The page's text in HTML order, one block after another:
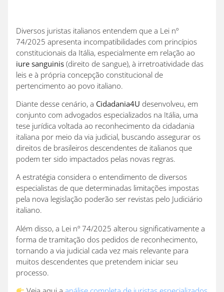
Diversos juristas italianos entendem que a Lei nº
74/2025 apresenta incompatibilidades com princípios
constitucionais da Itália, especialmente em relação ao
iure sanguinis (direito de sangue), à irretroatividade das
leis e à própria concepção constitucional de
pertencimento ao povo italiano.
Diante desse cenário, a Cidadania4U desenvolveu, em
conjunto com advogados especializados na Itália, uma
tese jurídica voltada ao reconhecimento da cidadania
italiana por meio da via judicial, buscando assegurar os
direitos de brasileiros descendentes de italianos que
podem ter sido impactados pelas novas regras.
A estratégia considera o entendimento de diversos
especialistas de que determinadas limitações impostas
pela nova legislação poderão ser revistas pelo Judiciário
italiano.
Além disso, a Lei nº 74/2025 alterou significativamente a
forma de tramitação dos pedidos de reconhecimento,
tornando a via judicial cada vez mais relevante para
muitos descendentes que pretendem iniciar seu
processo.